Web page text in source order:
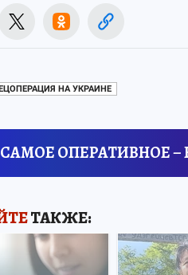
НА УКРАИНЕ
САМОЕ ОПЕРАТИВНОЕ –
ТАКЖЕ: